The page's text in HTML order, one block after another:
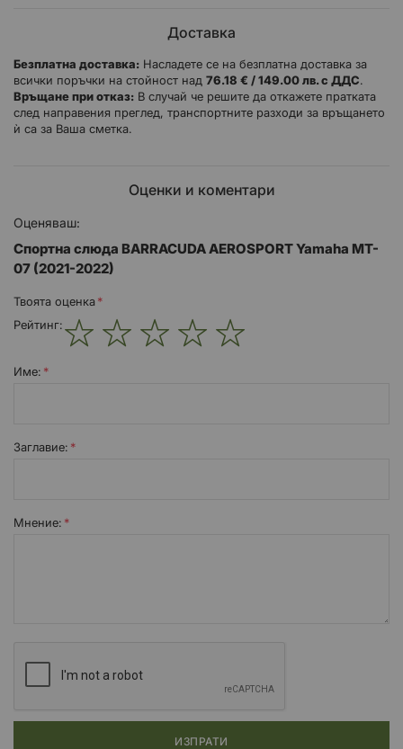
Доставка
Безплатна доставка: Насладете се на безплатна доставка за
всички поръчки на стойност над 76.18 € / 149.00 лв. с ДДС.
Връщане при отказ: В случай че решите да откажете пратката
след направения преглед, транспортните разходи за връщането
ѝ са за Ваша сметка.
Оценки и коментари
Оценяваш:
Спортна слюда BARRACUDA AEROSPORT Yamaha MT-
07 (2021-2022)
Твоята оценка
Рейтинг:
Име:
Заглавиe:
Мнение:
ИЗПРАТИ